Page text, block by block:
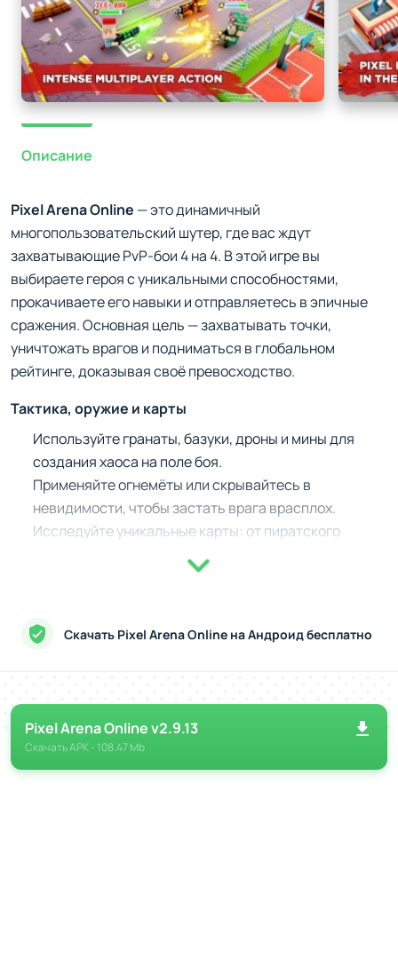
Описание
Pixel Arena Online — это динамичный
многопользовательский шутер, где вас ждут
захватывающие PvP-бои 4 на 4. В этой игре вы
выбираете героя с уникальными способностями,
прокачиваете его навыки и отправляетесь в эпичные
сражения. Основная цель — захватывать точки,
уничтожать врагов и подниматься в глобальном
рейтинге, доказывая своё превосходство.
Тактика, оружие и карты
Используйте гранаты, базуки, дроны и мины для
создания хаоса на поле боя.
Применяйте огнемёты или скрывайтесь в
невидимости, чтобы застать врага врасплох.
Исследуйте уникальные карты: от пиратского
перков, которые усиливают его способности.
комфортнее. Сражайтесь, зарабатывайте кубки и
открывайте новые возможности для своего персонажа.
Скачать Pixel Arena Online на Андроид бесплатно
Pixel Arena Online v2.9.13
СкачатьAPK- 108.47 Mb